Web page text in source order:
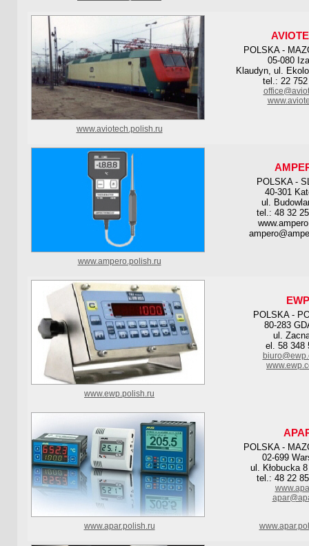
POLSKA -
05-080
Klaudyn, ul.
tel.: 22
www.aviotech.polish.ru
POLSKA -
40-301
ul.
tel.: 48 32
www.ampero.polish.ru
EWP
POLSKA -
80-283
ul.
el. 58 348
www.ewp.polish.ru
POLSKA -
02-699
ul. Kłobucka
tel.: 48 22
www.apar.polish.ru